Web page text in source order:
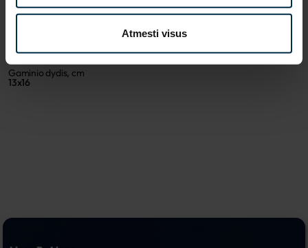
Atmesti visus
Sku
704297_8211_0
Spalva
Ruda
8211
Audinio sudėtis
Linas 55%, Medvilnė 45%
Gaminio dydis, cm
13x16